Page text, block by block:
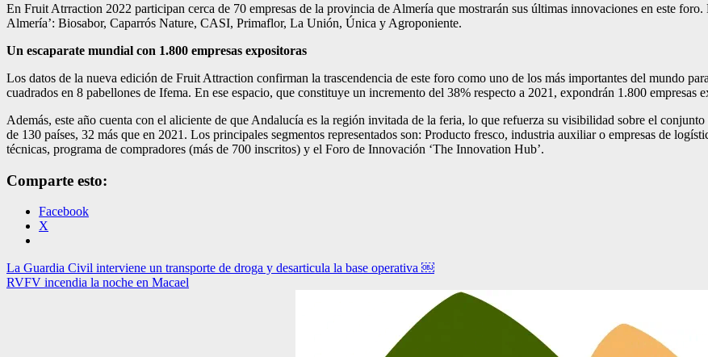
En Fruit Atrraction 2022 participan cerca de 70 empresas de la provincia de Almería que mostrarán sus últimas innovaciones en este foro.
Almería’: Biosabor, Caparrós Nature, CASI, Primaflor, La Unión, Única y Agroponiente.
Un escaparate mundial con 1.800 empresas expositoras
Los datos de la nueva edición de Fruit Attraction confirman la trascendencia de este foro como uno de los más importantes del mundo
cuadrados en 8 pabellones de Ifema. En ese espacio, que constituye un incremento del 38% respecto a 2021, expondrán 1.800 empresas
Además, este año cuenta con el aliciente de que Andalucía es la región invitada de la feria, lo que refuerza su visibilidad sobre el
de 130 países, 32 más que en 2021. Los principales segmentos representados son: Producto fresco, industria auxiliar o empresas de
técnicas, programa de compradores (más de 700 inscritos) y el Foro de Innovación ‘The Innovation Hub’.
Comparte esto:
Facebook
X
Navegación
de
La Guardia Civil interviene un transporte de droga y desarticula la base operativa ￼
RVFV incendia la noche en Macael